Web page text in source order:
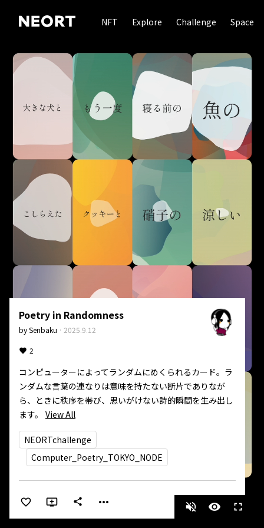
NFT Explore Challenge Space
Poetry in Randomness
bySenbaku · 2025.9.12
2
コンピューターによってランダムにめくられるカード。ラ
ンダムな言葉の連なりは意味を持たない断片でありなが
ら、ときに秩序を帯び、思いがけない詩的瞬間を生み出し
ます。
View All
NEORTchallenge
Computer_Poetry_TOKYO_NODE
share more_horiz volume_off visibility fullscreen